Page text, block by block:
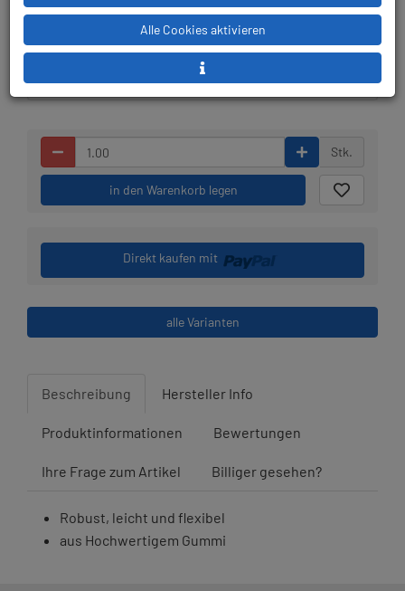
Werktagen, der Artikel ist
beim Lieferanten bestellt
Stk.
in den Warenkorb legen
Direkt kaufen mit
alle Varianten
Beschreibung Hersteller Info
Produktinformationen Bewertungen
Ihre Frage zum Artikel Billiger gesehen?
Robust, leicht und flexibel
aus Hochwertigem Gummi
Alle Cookies aktivieren